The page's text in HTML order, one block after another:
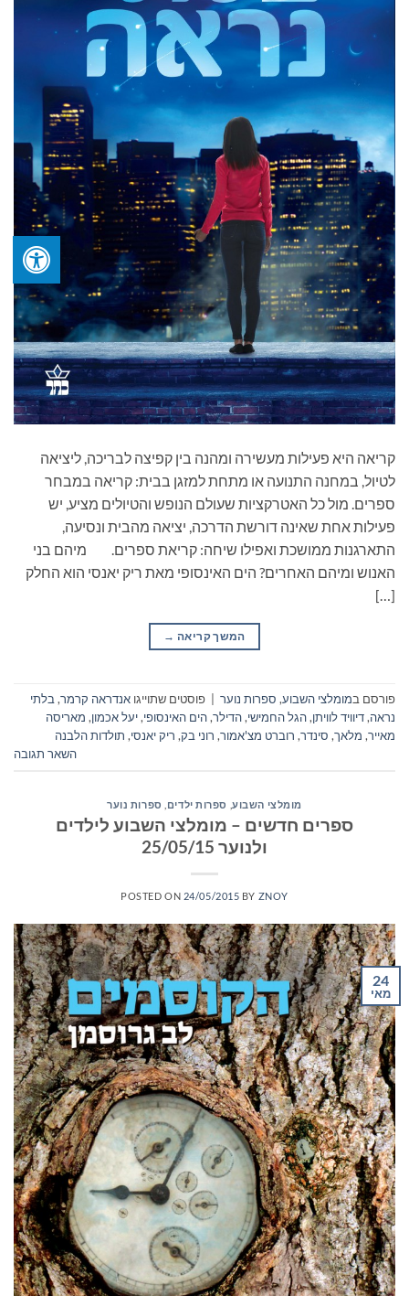
קריאה היא פעילות מעשירה ומהנה בין קפיצה לבריכה, ליציאה
לטיול, במחנה התנועה או מתחת למזגן בבית: קריאה במבחר
ספרים. מול כל האטרקציות שעולם הנופש והטיולים מציע, יש
פעילות אחת שאינה דורשת הדרכה, יציאה מהבית ונסיעה,
התארגנות ממושכת ואפילו שיחה: קריאת ספרים. מיהם בני
האנוש ומיהם האחרים? הים האינסופי מאת ריק יאנסי הוא החלק
[…]
המשך קריאה →
פורסם במומלצי השבוע, ספרות נוער פוסטים שתוייגו אנדראה קרמר, בלתי
נראה,דיוויד לוויתן,הגל החמישי,הדילר,הים האינסופי,יעל אכמון, מאריסה
מאייר, מלאך, סינדר, רוברט מצ'אמור, רוני בק, ריק יאנסי, תולדות הלבנה
השאר תגובה
מומלצי השבוע, ספרות ילדים ספרות נוער
ספרים חדשים – מומלצי השבוע לילדים
ולנוער 25/05/15
POSTED ON 24/05/2015 BY ZNOY
24
מאי